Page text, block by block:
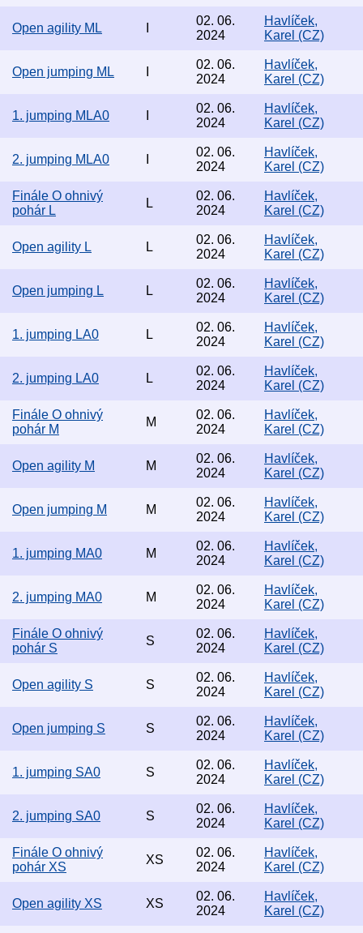
Open agility ML
02. 06.
2024
Havlíček,
Karel (CZ)
Open jumping ML
02. 06.
2024
Havlíček,
Karel (CZ)
1. jumping MLA0
02. 06.
2024
Havlíček,
Karel (CZ)
2. jumping MLA0
02. 06.
2024
Havlíček,
Karel (CZ)
Finále O ohnivý
pohár L
L
02. 06.
2024
Havlíček,
Karel (CZ)
Open agility L L
02. 06.
2024
Havlíček,
Karel (CZ)
Open jumping L L
02. 06.
2024
Havlíček,
Karel (CZ)
1. jumping LA0 L
02. 06.
2024
Havlíček,
Karel (CZ)
2. jumping LA0 L
02. 06.
2024
Havlíček,
Karel (CZ)
Finále O ohnivý
pohár M
M
02. 06.
2024
Havlíček,
Karel (CZ)
Open agility M M
02. 06.
2024
Havlíček,
Karel (CZ)
Open jumping M M
02. 06.
2024
Havlíček,
Karel (CZ)
1. jumping MA0 M
02. 06.
2024
Havlíček,
Karel (CZ)
2. jumping MA0 M
02. 06.
2024
Havlíček,
Karel (CZ)
Finále O ohnivý
pohár S
S
02. 06.
2024
Havlíček,
Karel (CZ)
Open agility S S
02. 06.
2024
Havlíček,
Karel (CZ)
Open jumping S S
02. 06.
2024
Havlíček,
Karel (CZ)
1. jumping SA0 S
02. 06.
2024
Havlíček,
Karel (CZ)
2. jumping SA0 S
02. 06.
2024
Havlíček,
Karel (CZ)
Finále O ohnivý
pohár XS
XS
02. 06.
2024
Havlíček,
Karel (CZ)
Open agility XS XS
02. 06.
2024
Havlíček,
Karel (CZ)